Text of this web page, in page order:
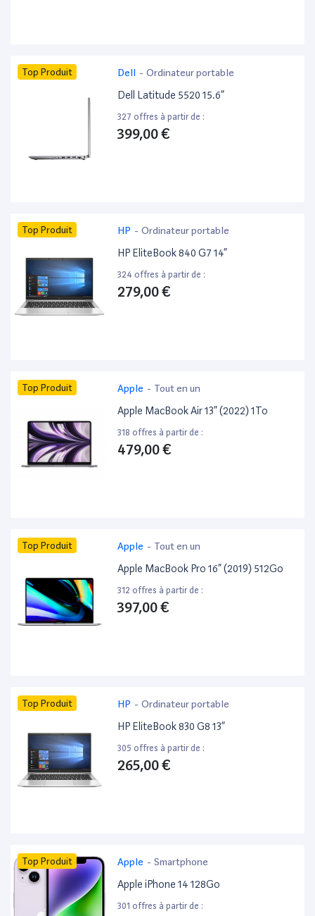
Top Produit Dell - Ordinateur portable
Dell Latitude 5520 15.6”
327 offres à partir de :
399,00 €
Top Produit HP - Ordinateur portable
HP EliteBook 840 G7 14”
324 offres à partir de :
279,00 €
Top Produit Apple - Tout en un
Apple MacBook Air 13” (2022) 1To
318 offres à partir de :
479,00 €
Top Produit Apple - Tout en un
Apple MacBook Pro 16” (2019) 512Go
312 offres à partir de :
397,00 €
Top Produit HP - Ordinateur portable
HP EliteBook 830 G8 13”
305 offres à partir de :
265,00 €
Top Produit Apple - Smartphone
Apple iPhone 14 128Go
301 offres à partir de :